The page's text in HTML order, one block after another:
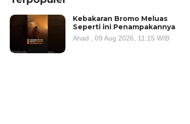
Kebakaran Bromo Meluas
Seperti ini Penampakannya
Ahad , 09 Aug 2026, 11:15 WIB